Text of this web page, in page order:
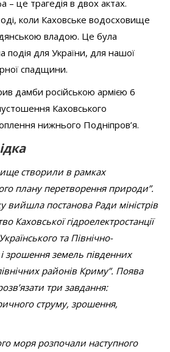
– це трагедія в двох актах.
коли Каховське водосховище
владою. Це була
подія для України, для нашої
спадщини.
дамби російською армією 6
Каховського
нижнього Подніпров’я.
створили в рамках
плану перетворення природи”.
вийшла постанова Ради міністрів
Каховської гідроелектростанції
та Північно-
зрошення земель південних
районів Криму”. Поява
три завдання:
струму, зрошення,
моря розпочали наступного